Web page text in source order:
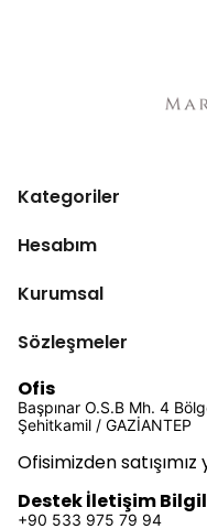
Kategoriler
Hesabım
Kurumsal
Sözleşmeler
Ofis
Başpınar O.S.B Mh. 4
Şehitkamil / GAZİANTEP
Ofisimizden satışımız
Destek İletişim
+90 533 975 79 94